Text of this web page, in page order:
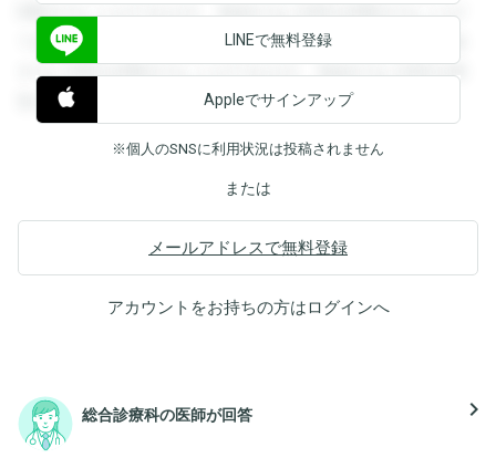
閲覧することができます。登録すると回答を閲覧することが
できます。登録すると回答を閲覧することができます。登録
すると回答を閲覧することができます。登録すると回答を閲
覧することができます。
LINEで無料登録
Appleでサインアップ
※個人のSNSに利用状況は投稿されません
または
メールアドレスで無料登録
アカウントをお持ちの方はログインへ
総合診療科の医師が回答 navigate_next